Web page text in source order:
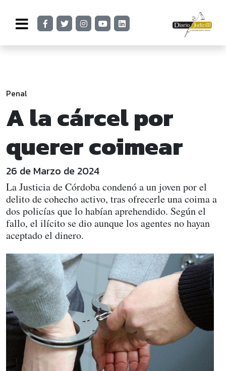
Penal
A la cárcel por
querer coimear
26 de Marzo de 2024
La Justicia de Córdoba condenó a un joven por el
delito de cohecho activo, tras ofrecerle una coima a
dos policías que lo habían aprehendido. Según el
fallo, el ilícito se dio aunque los agentes no hayan
aceptado el dinero.